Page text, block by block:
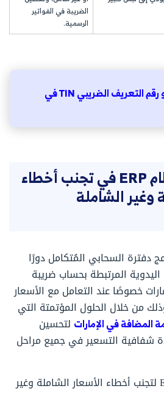
الضريبة في الفواتير
الرسمية.
ما هو رقم التعريف الضريبي TIN في
كيف يساعد نظام ERP في تجنب أخطاء
وغير الشاملة
دفترة السحابي المُتكامل دورًا
المرتبطة بحساب ضريبة
خصوصًا عند التعامل مع الأسعار
من خلال الحلول المؤتمتة التي
المضافة في الإمارات لتحسين
شفافية التسعير في جميع مراحل
وتتمثل حلول دفترة ERP لتجنب أخطاء الأسعار الشاملة وغير